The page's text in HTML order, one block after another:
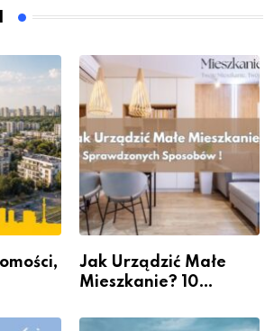
Jak Urządzić Małe
Mieszkanie? 10
Przestrzeni Bez